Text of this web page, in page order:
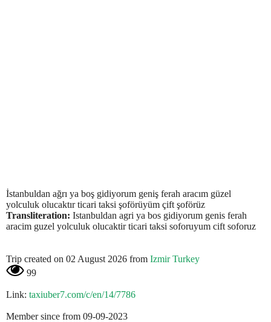
İstanbuldan ağrı ya boş gidiyorum geniş ferah aracım güzel
yolculuk olucaktır ticari taksi şoförüyüm çift şoförüz
Transliteration: Istanbuldan agri ya bos gidiyorum genis ferah
aracim guzel yolculuk olucaktir ticari taksi soforuyum cift soforuz
Trip created on 02 August 2026 from Izmir Turkey
99
Link: taxiuber7.com/c/en/14/7786
Member since from 09-09-2023